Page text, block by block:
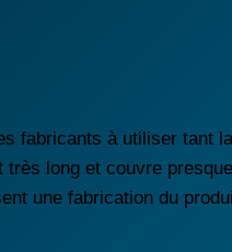
fabricants à utiliser tant
très long et couvre
une fabrication du